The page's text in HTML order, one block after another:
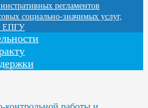
регламентов
социально-значимых услуг,
ЕПГУ